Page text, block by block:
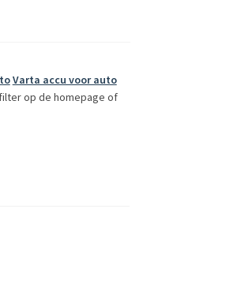
Varta accu voor auto
op de homepage of